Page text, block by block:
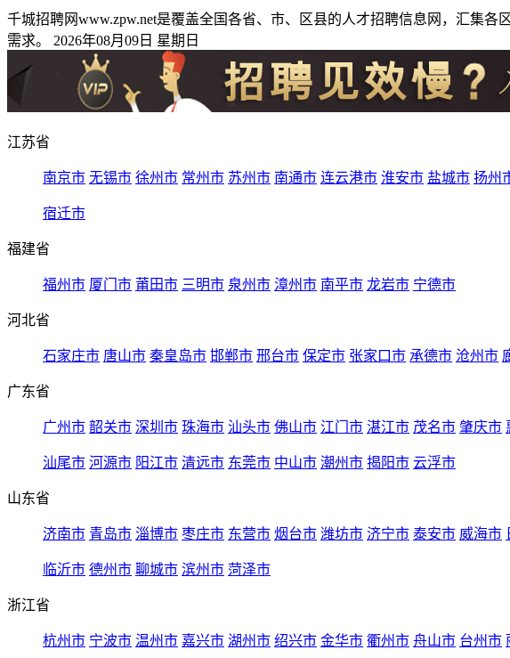
千城招聘网www.zpw.net是覆盖全国各省、市、区县的人才招聘信息网，汇集
需求。 2026年08月09日 星期日
江苏省
南京市 无锡市 徐州市 常州市 苏州市 南通市 连云港市 淮安市 盐城市 扬州
宿迁市
福建省
福州市 厦门市 莆田市 三明市 泉州市 漳州市 南平市 龙岩市 宁德市
河北省
石家庄市 唐山市 秦皇岛市 邯郸市 邢台市 保定市 张家口市 承德市 沧州市
广东省
广州市 韶关市 深圳市 珠海市 汕头市 佛山市 江门市 湛江市 茂名市 肇庆市
汕尾市 河源市 阳江市 清远市 东莞市 中山市 潮州市 揭阳市 云浮市
山东省
济南市 青岛市 淄博市 枣庄市 东营市 烟台市 潍坊市 济宁市 泰安市 威海市
临沂市 德州市 聊城市 滨州市 菏泽市
浙江省
杭州市 宁波市 温州市 嘉兴市 湖州市 绍兴市 金华市 衢州市 舟山市 台州市